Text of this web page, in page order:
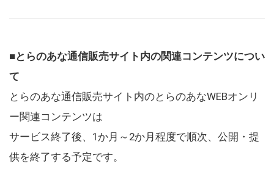
■とらのあな通信販売サイト内の関連コンテンツについ
て
とらのあな通信販売サイト内のとらのあなWEBオンリ
ー関連コンテンツは
サービス終了後、1か月～2か月程度で順次、公開・提
供を終了する予定です。